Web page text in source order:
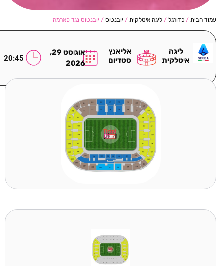
עמוד הבית / כדורגל / ליגה איטלקית / יובנטוס / יובנטוס נגד פארמה
ליגה
איטלקית
אליאנץ
סטדיום
אוגוסט 29,
2026
20:45